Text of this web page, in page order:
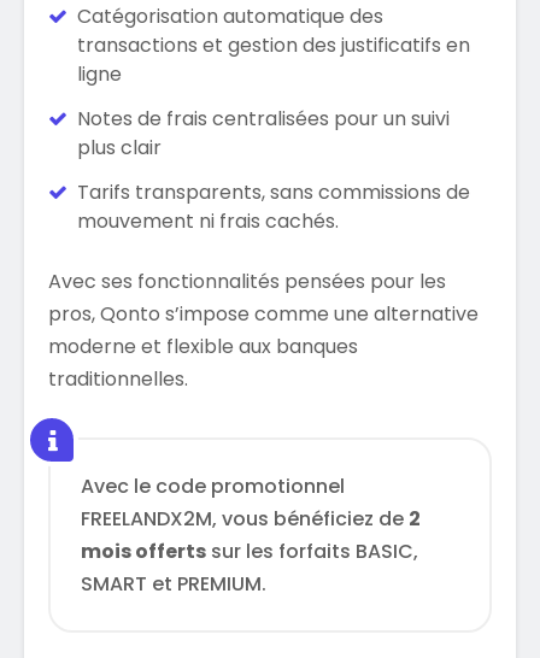
Catégorisation automatique des
transactions et gestion des justificatifs en
ligne
Notes de frais centralisées pour un suivi
plus clair
Tarifs transparents, sans commissions de
mouvement ni frais cachés.
Avec ses fonctionnalités pensées pour les
pros, Qonto s’impose comme une alternative
moderne et flexible aux banques
traditionnelles.
Avec le code promotionnel
FREELANDX2M, vous bénéficiez de 2
mois offerts sur les forfaits BASIC,
SMART et PREMIUM.